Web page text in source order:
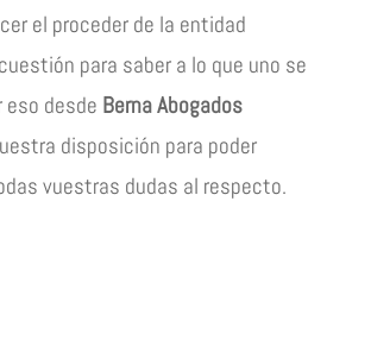
el proceder de la entidad
para saber a lo que uno se
eso desde Berna Abogados
disposición para poder
vuestras dudas al respecto.